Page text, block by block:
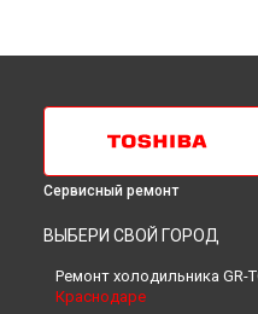
Сервисный ремонт
ВЫБЕРИ СВОЙ ГОРОД
Ремонт холодильника GR-
Краснодаре